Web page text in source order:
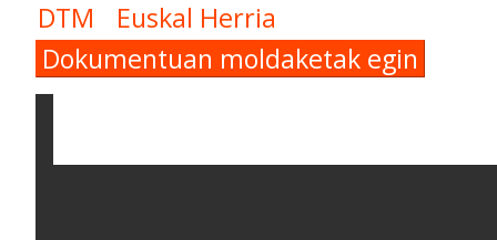
DTM
Euskal Herria
Dokumentuan moldaketak egin